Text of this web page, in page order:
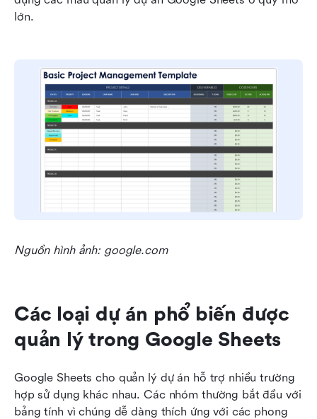
lớn.
Nguồn hình ảnh: google.com
Các loại dự án phổ biến được
quản lý trong Google Sheets
Google Sheets cho quản lý dự án hỗ trợ nhiều trường
hợp sử dụng khác nhau. Các nhóm thường bắt đầu với
bảng tính vì chúng dễ dàng thích ứng với các phong